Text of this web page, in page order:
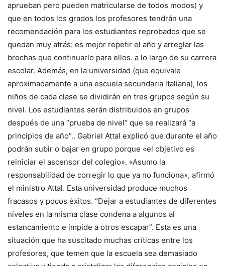
aprueban pero pueden matricularse de todos modos) y
que en todos los grados los profesores tendrán una
recomendación para los estudiantes reprobados que se
quedan muy atrás: es mejor repetir el año y arreglar las
brechas que continuarlo para ellos. a lo largo de su carrera
escolar. Además, en la universidad (que equivale
aproximadamente a una escuela secundaria italiana), los
niños de cada clase se dividirán en tres grupos según su
nivel. Los estudiantes serán distribuidos en grupos
después de una “prueba de nivel” que se realizará “a
principios de año”.. Gabriel Attal explicó que durante el año
podrán subir o bajar en grupo porque «el objetivo es
reiniciar el ascensor del colegio». «Asumo la
responsabilidad de corregir lo que ya no funciona», afirmó
el ministro Attal. Esta universidad produce muchos
fracasos y pocos éxitos. “Dejar a estudiantes de diferentes
niveles en la misma clase condena a algunos al
estancamiento e impide a otros escapar”. Esta es una
situación que ha suscitado muchas críticas entre los
profesores, que temen que la escuela sea demasiado